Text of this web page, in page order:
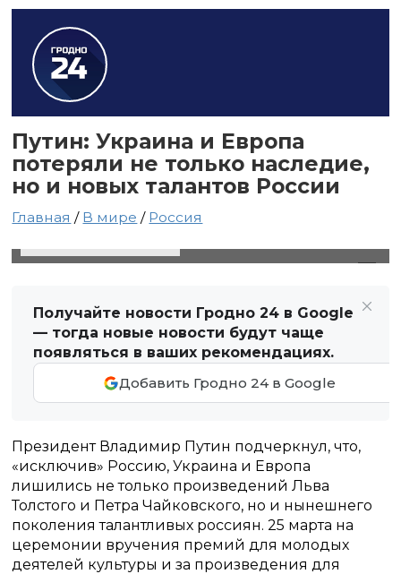
Путин: Украина и Европа
потеряли не только наследие,
но и новых талантов России
Главная / В мире / Россия
Получайте новости Гродно 24 в Google
— тогда новые новости будут чаще
появляться в ваших рекомендациях.
Добавить Гродно 24 в Google
Президент Владимир Путин подчеркнул, что,
«исключив» Россию, Украина и Европа
лишились не только произведений Льва
Толстого и Петра Чайковского, но и нынешнего
поколения талантливых россиян. 25 марта на
церемонии вручения премий для молодых
деятелей культуры и за произведения для